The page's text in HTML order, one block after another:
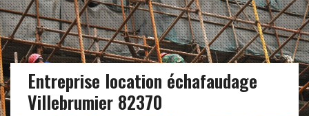
Entreprise location échafaudage
Villebrumier 82370